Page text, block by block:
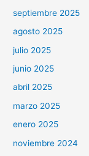
septiembre 2025
agosto 2025
julio 2025
junio 2025
abril 2025
marzo 2025
enero 2025
noviembre 2024